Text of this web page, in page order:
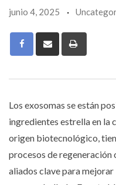
junio 4, 2025
Los exosomas se están
ingredientes estrella en la
origen biotecnológico,
procesos de regeneración
aliados clave para mejorar